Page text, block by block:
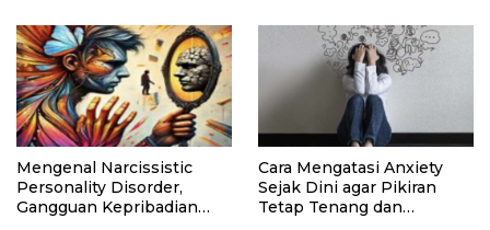
Mengenal Narcissistic
Personality Disorder,
Gangguan Kepribadian
Cara Mengatasi Anxiety
Sejak Dini agar Pikiran
Tetap Tenang dan